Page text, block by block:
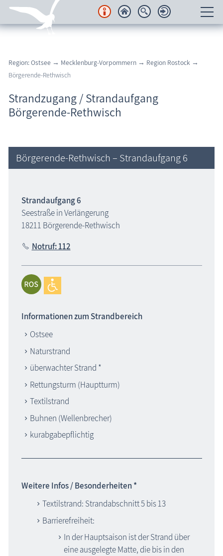
Regionales
Urlaubsorte
Karten
Wissenswertes
Blog
Region: Ostsee → Mecklenburg-Vorpommern → Region Rostock →
Börgerende-Rethwisch
Strandzugang / Strandaufgang
Börgerende-Rethwisch
Börgerende-Rethwisch – Strandaufgang 6
Strandaufgang 6
Seestraße in Verlängerung
18211 Börgerende-Rethwisch
Notruf: 112
Informationen zum Strandbereich
Ostsee
Naturstrand
überwachter Strand *
Rettungsturm (Hauptturm)
Textilstrand
Buhnen (Wellenbrecher)
kurabgabepflichtig
Weitere Infos / Besonderheiten *
Textilstrand: Strandabschnitt 5 bis 13
Barrierefreiheit:
In der Hauptsaison ist der Strand über
eine ausgelegte Matte, die bis in den